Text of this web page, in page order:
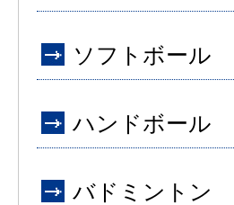
ソフトボール
ハンドボール
バドミントン